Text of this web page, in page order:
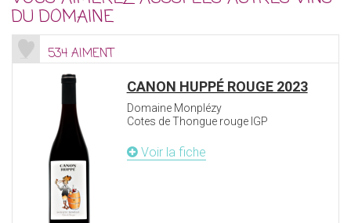
DU DOMAINE
534 AIMENT
CANON HUPPÉ ROUGE 2023
Domaine Monplézy
Cotes de Thongue rouge IGP
Voir la fiche